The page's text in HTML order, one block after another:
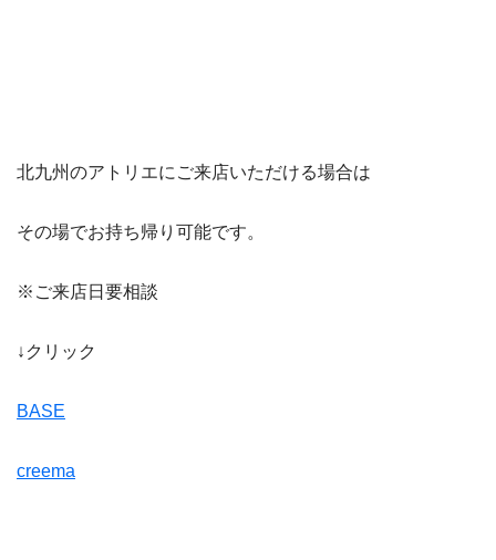
北九州のアトリエにご来店いただける場合は
その場でお持ち帰り可能です。
※ご来店日要相談
↓クリック
BASE
creema